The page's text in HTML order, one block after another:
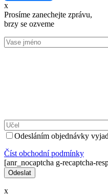
x
Prosíme zanechejte zprávu,
brzy se ozveme
Odesláním objednávky
Číst оbchodní podmínky
[anr_nocaptcha g-recaptcha-
x